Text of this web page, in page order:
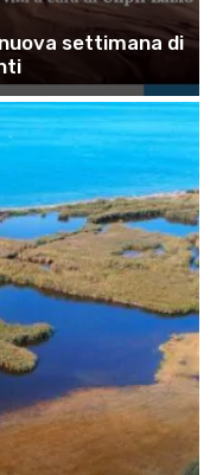
settimana di